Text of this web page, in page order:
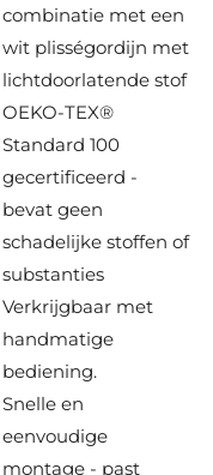
combinatie met een
wit plisségordijn met
lichtdoorlatende stof
OEKO-TEX®
Standard 100
gecertificeerd -
bevat geen
schadelijke stoffen of
substanties
Verkrijgbaar met
handmatige
bediening.
Snelle en
eenvoudige
montage - past